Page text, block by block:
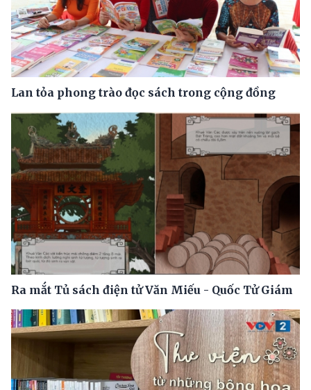
Lan tỏa phong trào đọc sách trong cộng đồng
Ra mắt Tủ sách điện tử Văn Miếu - Quốc Tử Giám